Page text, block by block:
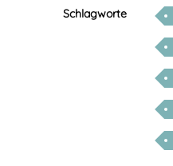
Schlagworte